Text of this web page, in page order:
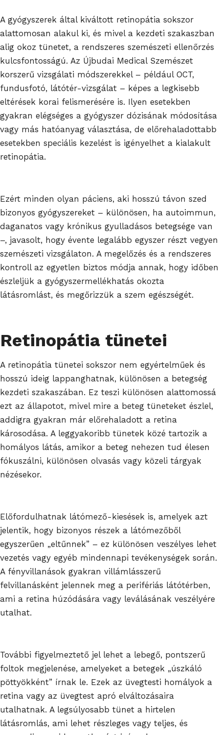
A gyógyszerek által kiváltott retinopátia sokszor
alattomosan alakul ki, és mivel a kezdeti szakaszban
alig okoz tünetet, a rendszeres szemészeti ellenőrzés
kulcsfontosságú. Az Újbudai Medical Szemészet
korszerű vizsgálati módszerekkel – például OCT,
fundusfotó, látótér-vizsgálat – képes a legkisebb
eltérések korai felismerésére is. Ilyen esetekben
gyakran elégséges a gyógyszer dózisának módosítása
vagy más hatóanyag választása, de előrehaladottabb
esetekben speciális kezelést is igényelhet a kialakult
retinopátia.
Ezért minden olyan páciens, aki hosszú távon szed
bizonyos gyógyszereket – különösen, ha autoimmun,
daganatos vagy krónikus gyulladásos betegsége van
–, javasolt, hogy évente legalább egyszer részt vegyen
szemészeti vizsgálaton. A megelőzés és a rendszeres
kontroll az egyetlen biztos módja annak, hogy időben
észleljük a gyógyszermellékhatás okozta
látásromlást, és megőrizzük a szem egészségét.
Retinopátia tünetei
A retinopátia tünetei sokszor nem egyértelműek és
hosszú ideig lappanghatnak, különösen a betegség
kezdeti szakaszában. Ez teszi különösen alattomossá
ezt az állapotot, mivel mire a beteg tüneteket észlel,
addigra gyakran már előrehaladott a retina
károsodása. A leggyakoribb tünetek közé tartozik a
homályos látás, amikor a beteg nehezen tud élesen
fókuszálni, különösen olvasás vagy közeli tárgyak
nézésekor.
Előfordulhatnak látómező-kiesések is, amelyek azt
jelentik, hogy bizonyos részek a látómezőből
egyszerűen „eltűnnek” – ez különösen veszélyes lehet
vezetés vagy egyéb mindennapi tevékenységek során.
A fényvillanások gyakran villámlásszerű
felvillanásként jelennek meg a perifériás látótérben,
ami a retina húzódására vagy leválásának veszélyére
utalhat.
További figyelmeztető jel lehet a lebegő, pontszerű
foltok megjelenése, amelyeket a betegek „úszkáló
pöttyökként” írnak le. Ezek az üvegtesti homályok a
retina vagy az üvegtest apró elváltozásaira
utalhatnak. A legsúlyosabb tünet a hirtelen
látásromlás, ami lehet részleges vagy teljes, és